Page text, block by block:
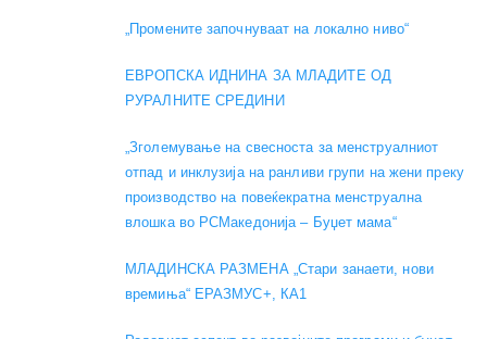
„Промените започнуваат на локално ниво“
ЕВРОПСКА ИДНИНА ЗА МЛАДИТЕ ОД
РУРАЛНИТЕ СРЕДИНИ
„Зголемување на свесноста за менструалниот
отпад и инклузија на ранливи групи на жени преку
производство на повеќекратна менструална
влошка во РСМакедонија – Буџет мама“
МЛАДИНСКА РАЗМЕНА „Стари занаети, нови
времиња“ ЕРАЗМУС+, КА1